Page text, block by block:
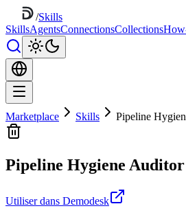
/Skills
SkillsAgentsConnectionsCollections
Marketplace Skills Pipeline
Pipeline Hygiene Auditor
Utiliser dans Demodesk